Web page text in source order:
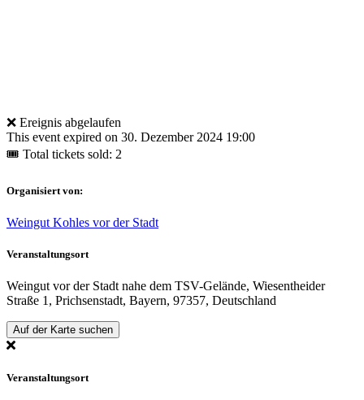
❌ Ereignis abgelaufen
This event expired on 30. Dezember 2024 19:00
🎟 Total tickets sold: 2
Organisiert von:
Weingut Kohles vor der Stadt
Veranstaltungsort
Weingut vor der Stadt nahe dem TSV-Gelände, Wiesentheider
Straße 1, Prichsenstadt, Bayern, 97357, Deutschland
Auf der Karte suchen
Veranstaltungsort